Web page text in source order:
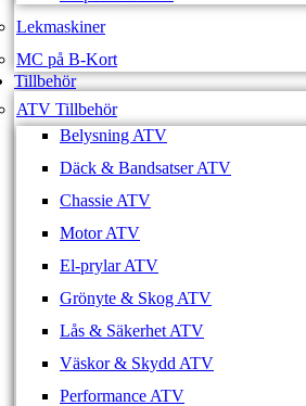
Lekmaskiner
MC på B-Kort
Tillbehör
ATV Tillbehör
Belysning ATV
Däck & Bandsatser ATV
Chassie ATV
Motor ATV
El-prylar ATV
Grönyte & Skog ATV
Lås & Säkerhet ATV
Väskor & Skydd ATV
Performance ATV